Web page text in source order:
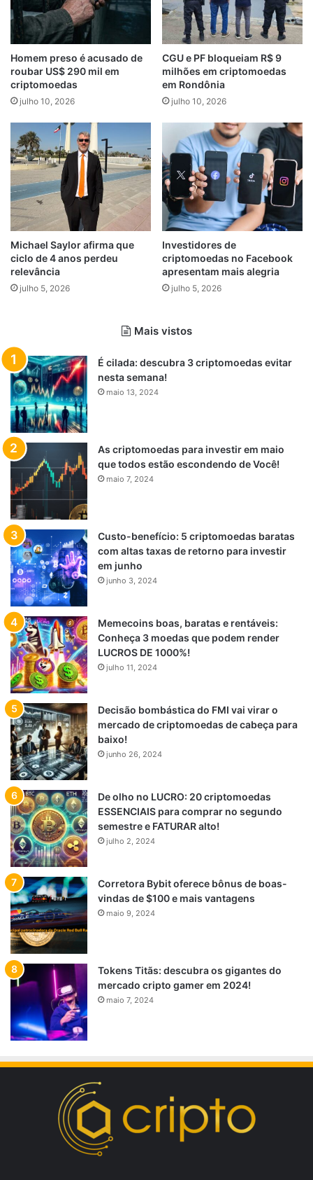
Homem preso é acusado de
roubar US$ 290 mil em
criptomoedas
julho 10, 2026
CGU e PF bloqueiam R$ 9
milhões em criptomoedas
em Rondônia
julho 10, 2026
Michael Saylor afirma que
ciclo de 4 anos perdeu
relevância
julho 5, 2026
Investidores de
criptomoedas no Facebook
apresentam mais alegria
julho 5, 2026
Mais vistos
É cilada: descubra 3 criptomoedas evitar
nesta semana!
maio 13, 2024
As criptomoedas para investir em maio
que todos estão escondendo de Você!
maio 7, 2024
Custo-benefício: 5 criptomoedas baratas
com altas taxas de retorno para investir
em junho
junho 3, 2024
Memecoins boas, baratas e rentáveis:
Conheça 3 moedas que podem render
LUCROS DE 1000%!
julho 11, 2024
Decisão bombástica do FMI vai virar o
mercado de criptomoedas de cabeça para
baixo!
junho 26, 2024
De olho no LUCRO: 20 criptomoedas
ESSENCIAIS para comprar no segundo
semestre e FATURAR alto!
julho 2, 2024
Corretora Bybit oferece bônus de boas-
vindas de $100 e mais vantagens
maio 9, 2024
Tokens Titãs: descubra os gigantes do
mercado cripto gamer em 2024!
maio 7, 2024